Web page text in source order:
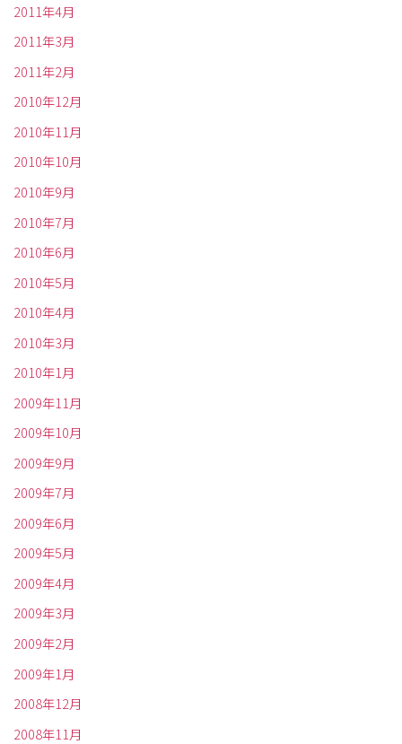
2011年4月
2011年3月
2011年2月
2010年12月
2010年11月
2010年10月
2010年9月
2010年7月
2010年6月
2010年5月
2010年4月
2010年3月
2010年1月
2009年11月
2009年10月
2009年9月
2009年7月
2009年6月
2009年5月
2009年4月
2009年3月
2009年2月
2009年1月
2008年12月
2008年11月